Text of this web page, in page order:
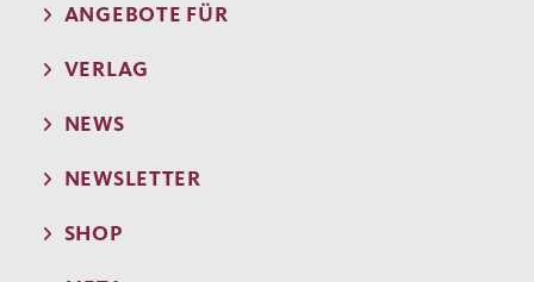
ANGEBOTE FÜR
VERLAG
NEWS
NEWSLETTER
SHOP